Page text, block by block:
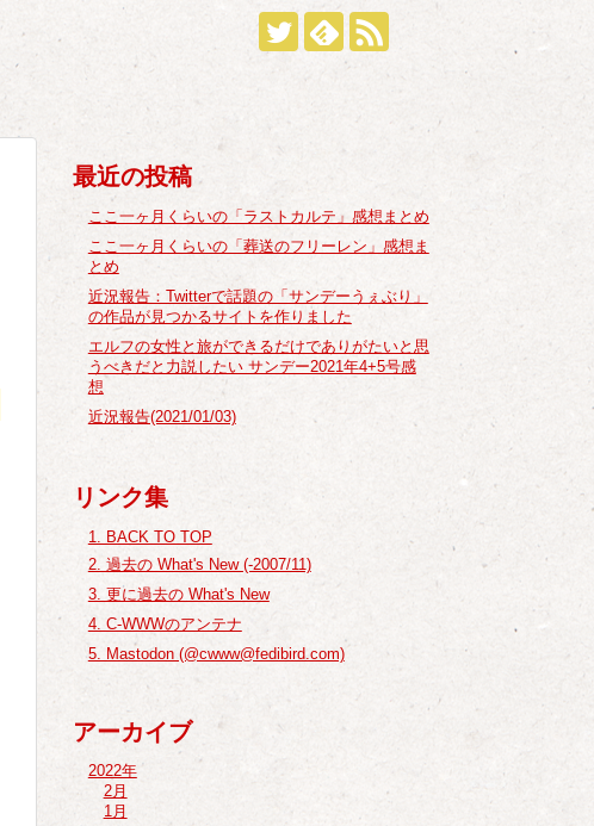
最近の投稿
ここ一ヶ月くらいの「ラストカルテ」感想まとめ
ここ一ヶ月くらいの「葬送のフリーレン」感想ま
とめ
近況報告：Twitterで話題の「サンデーうぇぶり」
の作品が見つかるサイトを作りました
エルフの女性と旅ができるだけでありがたいと思
うべきだと力説したい サンデー2021年4+5号感
想
近況報告(2021/01/03)
リンク集
1. BACK TO TOP
2. 過去の What's New (-2007/11)
3. 更に過去の What's New
4. C-WWWのアンテナ
5. Mastodon (@cwww@fedibird.com)
アーカイブ
2022年
2月
1月